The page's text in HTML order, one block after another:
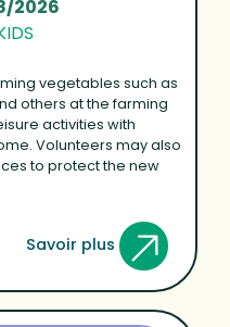
2026
vegetables such as
others at the farming
activities with
Volunteers may also
to protect the new
Savoir plus